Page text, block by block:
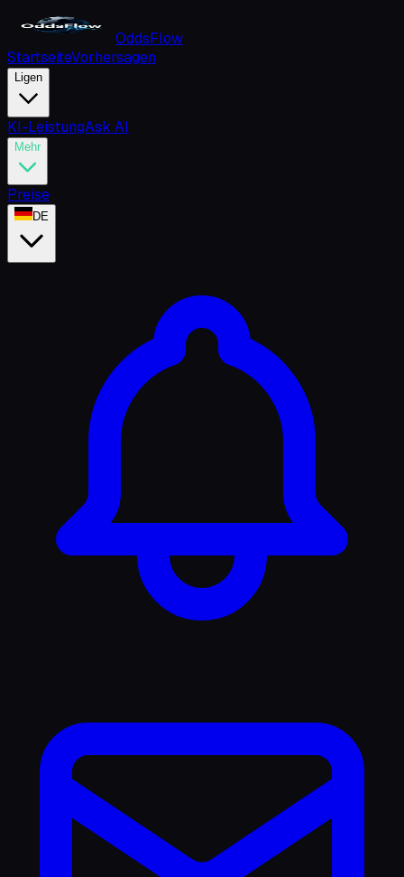
OddsFlow
StartseiteVorhersagen
Ligen
KI-LeistungAsk AI
Mehr
Preise
DE